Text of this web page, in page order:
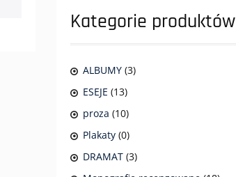
Kategorie produktów
ALBUMY (3)
ESEJE (13)
proza (10)
Plakaty (0)
DRAMAT (3)